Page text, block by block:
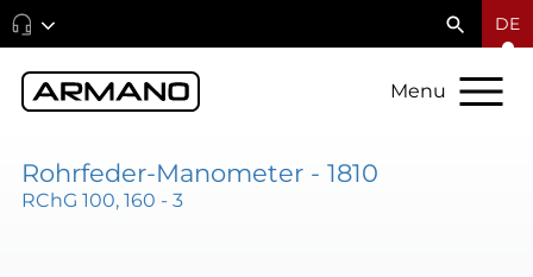
DE
Menu
Rohrfeder-Manometer - 1810
RChG 100, 160 - 3